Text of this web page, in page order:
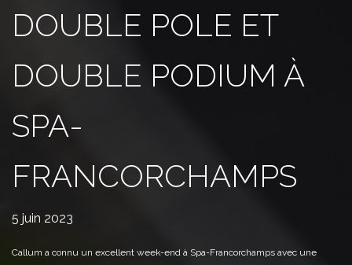
DOUBLE POLE ET
DOUBLE PODIUM À
SPA-
FRANCORCHAMPS
5 juin 2023
Callum a connu un excellent week-end à Spa-Francorchamps avec une